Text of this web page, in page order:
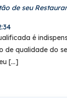
de seu
é
de qualidade do
[…]